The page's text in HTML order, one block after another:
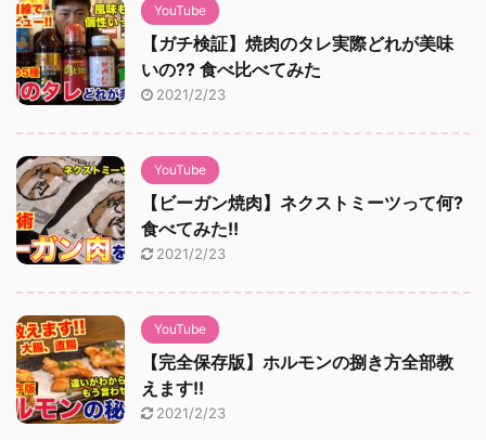
YouTube
【ガチ検証】焼肉のタレ実際どれが美味
いの?? 食べ比べてみた
2021/2/23
YouTube
【ビーガン焼肉】ネクストミーツって何?
食べてみた!!
2021/2/23
YouTube
【完全保存版】ホルモンの捌き方全部教
えます!!
2021/2/23